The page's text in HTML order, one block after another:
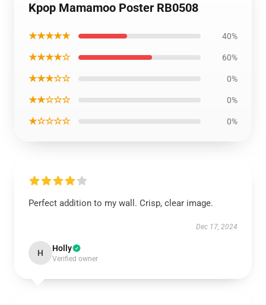
Kpop Mamamoo Poster RB0508
★★★★★ 40%
★★★★☆ 60%
★★★☆☆ 0%
★★☆☆☆ 0%
★☆☆☆☆ 0%
Perfect addition to my wall. Crisp, clear image.
Dec 17, 2024
H Holly
Verified owner